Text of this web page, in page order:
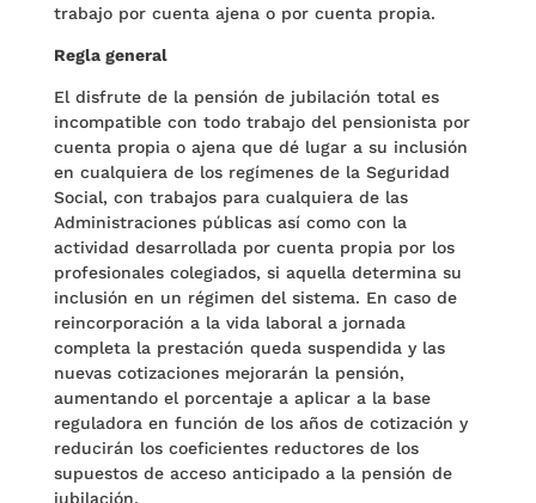
trabajo por cuenta ajena o por cuenta propia.
Regla general
El disfrute de la pensión de jubilación total es
incompatible con todo trabajo del pensionista por
cuenta propia o ajena que dé lugar a su inclusión
en cualquiera de los regímenes de la Seguridad
Social, con trabajos para cualquiera de las
Administraciones públicas así como con la
actividad desarrollada por cuenta propia por los
profesionales colegiados, si aquella determina su
inclusión en un régimen del sistema. En caso de
reincorporación a la vida laboral a jornada
completa la prestación queda suspendida y las
nuevas cotizaciones mejorarán la pensión,
aumentando el porcentaje a aplicar a la base
reguladora en función de los años de cotización y
reducirán los coeficientes reductores de los
supuestos de acceso anticipado a la pensión de
jubilación.